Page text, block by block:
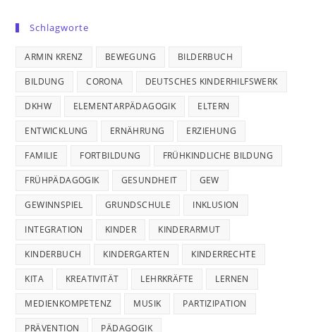
Schlagworte
ARMIN KRENZ BEWEGUNG BILDERBUCH
BILDUNG CORONA DEUTSCHES KINDERHILFSWERK
DKHW ELEMENTARPÄDAGOGIK ELTERN
ENTWICKLUNG ERNÄHRUNG ERZIEHUNG
FAMILIE FORTBILDUNG FRÜHKINDLICHE BILDUNG
FRÜHPÄDAGOGIK GESUNDHEIT GEW
GEWINNSPIEL GRUNDSCHULE INKLUSION
INTEGRATION KINDER KINDERARMUT
KINDERBUCH KINDERGARTEN KINDERRECHTE
KITA KREATIVITÄT LEHRKRÄFTE LERNEN
MEDIENKOMPETENZ MUSIK PARTIZIPATION
PRÄVENTION PÄDAGOGIK